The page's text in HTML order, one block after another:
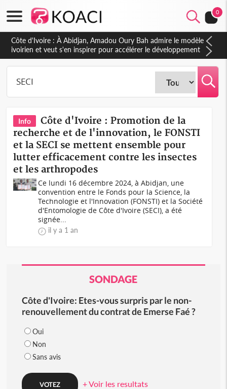
0
Côte d'Ivoire : À Abidjan, Amadou Oury Bah admire le modèle
ivoirien et veut s'en inspirer pour accélérer le développement
de la Guinée
Info
Côte d'Ivoire : Promotion de la
recherche et de l'innovation, le FONSTI
et la SECI se mettent ensemble pour
lutter efficacement contre les insectes
et les arthropodes
Ce lundi 16 décembre 2024, à Abidjan, une
convention entre le Fonds pour la Science, la
Technologie et l'Innovation (FONSTI) et la Société
d'Entomologie de Côte d'Ivoire (SECI), a été
signée...
il y a 1 an
SONDAGE
Côte d'Ivoire: Etes-vous surpris par le non-
renouvellement du contrat de Emerse Faé ?
Oui
Non
Sans avis
+ Voir les resultats